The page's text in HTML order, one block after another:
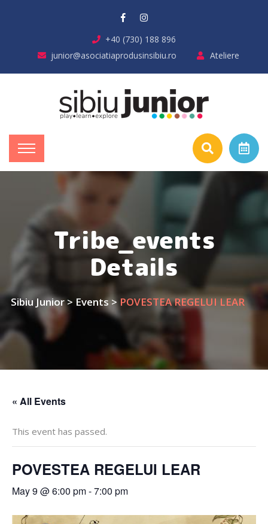
+40 (730) 188 896
junior@asociatiaprodusinsibiu.ro
Ateliere
Tribe_events
Details
Sibiu Junior> Events> POVESTEA REGELUI LEAR
« All Events
This event has passed.
POVESTEA REGELUI LEAR
May 9 @ 6:00 pm-7:00 pm